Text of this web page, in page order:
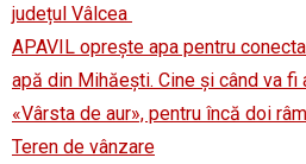
județul Vâlcea
APAVIL oprește apa pentru
apă din Mihăești. Cine și când va fi
«Vârsta de aur», pentru încă doi
Teren de vânzare